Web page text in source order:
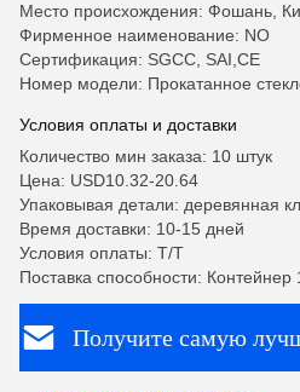
Место происхождения: Фошань,
Фирменное наименование: NO
Сертификация: SGCC, SAI,CE
Номер модели: Прокатанное
Условия оплаты и доставки
Количество мин заказа: 10 штук
Цена: USD10.32-20.64
Упаковывая детали: деревянная
Время доставки: 10-15 дней
Условия оплаты: T/T
Поставка способности:
Получите самую